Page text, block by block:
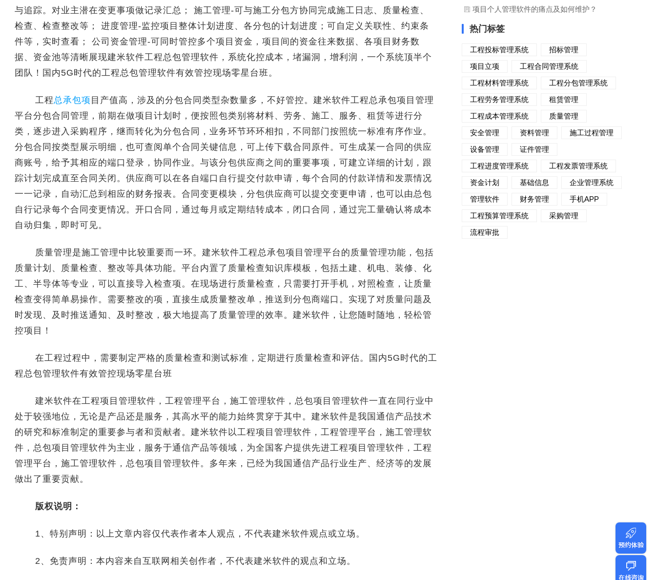
与追踪。对业主潜在变更事项做记录汇总； 施工管理-可与施工分包方协同完成施工日志、质量检查、
检查、检查整改等； 进度管理-监控项目整体计划进度、各分包的计划进度；可自定义关联性、约束条
件等，实时查看； 公司资金管理-可同时管控多个项目资金，项目间的资金往来数据、各项目财务数
据、资金池等清晰展现建米软件工程总包管理软件，系统化控成本，堵漏洞，增利润，一个系统顶半个
团队！国内5G时代的工程总包管理软件有效管控现场零星台班。
工程总承包项 目产值高，涉及的分包合同类型杂数量多，不好管控。建米软件工程总承包项目管理
平台分包合同管理，前期在做项目计划时，便按照包类别将材料、劳务、施工、服务、租赁等进行分
类，逐步进入采购程序，继而转化为分包合同，业务环节环环相扣，不同部门按照统一标准有序作业。
分包合同按类型展示明细，也可查阅单个合同关键信息，可上传下载合同原件。可生成某一合同的供应
商账号，给予其相应的端口登录，协同作业。与该分包供应商之间的重要事项，可建立详细的计划，跟
踪计划完成直至合同关闭。供应商可以在各自端口自行提交付款申请，每个合同的付款详情和发票情况
一一记录，自动汇总到相应的财务报表。合同变更模块，分包供应商可以提交变更申请，也可以由总包
自行记录每个合同变更情况。开口合同，通过每月或定期结转成本，闭口合同，通过完工量确认将成本
自动归集，即时可见。
质量管理是施工管理中比较重要而一环。建米软件工程总承包项目管理平台的质量管理功能，包括
质量计划、质量检查、整改等具体功能。平台内置了质量检查知识库模板，包括土建、机电、装修、化
工、半导体等专业，可以直接导入检查项。在现场进行质量检查，只需要打开手机，对照检查，让质量
检查变得简单易操作。需要整改的项，直接生成质量整改单，推送到分包商端口。实现了对质量问题及
时发现、及时推送通知、及时整改，极大地提高了质量管理的效率。建米软件，让您随时随地，轻松管
控项目！
在工程过程中，需要制定严格的质量检查和测试标准，定期进行质量检查和评估。国内5G时代的工
程总包管理软件有效管控现场零星台班
建米软件在工程项目管理软件，工程管理平台，施工管理软件，总包项目管理软件一直在同行业中
处于较强地位，无论是产品还是服务，其高水平的能力始终贯穿于其中。建米软件是我国通信产品技术
的研究和标准制定的重要参与者和贡献者。建米软件以工程项目管理软件，工程管理平台，施工管理软
件，总包项目管理软件为主业，服务于通信产品等领域，为全国客户提供先进工程项目管理软件，工程
管理平台，施工管理软件，总包项目管理软件。多年来，已经为我国通信产品行业生产、经济等的发展
做出了重要贡献。
版权说明：
1、特别声明：以上文章内容仅代表作者本人观点，不代表建米软件观点或立场。
2、免责声明：本内容来自互联网相关创作者，不代表建米软件的观点和立场。
项目个人管理软件的痛点及如何维护？
热门标签
工程投标管理系统
招标管理
项目立项
工程合同管理系统
工程材料管理系统
工程分包管理系统
工程劳务管理系统
租赁管理
工程成本管理系统
质量管理
安全管理
资料管理
施工过程管理
设备管理
证件管理
工程进度管理系统
工程发票管理系统
资金计划
基础信息
企业管理系统
管理软件
财务管理
手机APP
工程预算管理系统
采购管理
流程审批